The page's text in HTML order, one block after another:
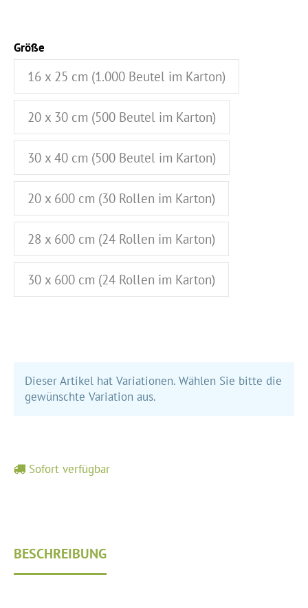
Größe
16 x 25 cm (1.000 Beutel im Karton)
20 x 30 cm (500 Beutel im Karton)
30 x 40 cm (500 Beutel im Karton)
20 x 600 cm (30 Rollen im Karton)
28 x 600 cm (24 Rollen im Karton)
30 x 600 cm (24 Rollen im Karton)
Dieser Artikel hat Variationen. Wählen Sie bitte die
gewünschte Variation aus.
Sofort verfügbar
BESCHREIBUNG